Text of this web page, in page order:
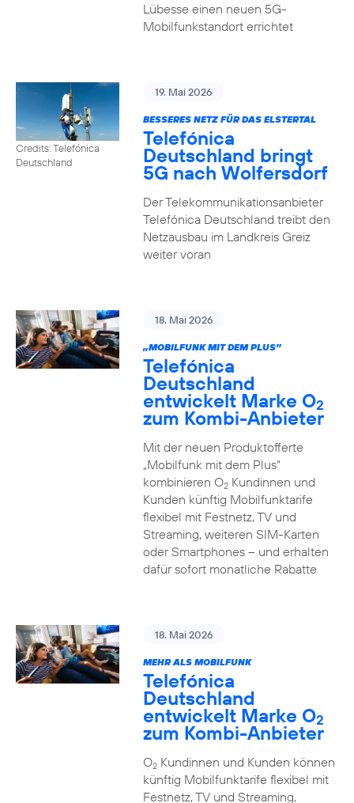
Lübesse einen neuen 5G-
Mobilfunkstandort errichtet
Credits: Telefónica
Deutschland
19. Mai 2026
BESSERES NETZ FÜR DAS ELSTERTAL
Telefónica
Deutschland bringt
5G nach Wolfersdorf
Der Telekommunikationsanbieter
Telefónica Deutschland treibt den
Netzausbau im Landkreis Greiz
weiter voran
18. Mai 2026
„MOBILFUNK MIT DEM PLUS”
Telefónica
Deutschland
entwickelt Marke O2
zum Kombi-Anbieter
Mit der neuen Produktofferte
„Mobilfunk mit dem Plus“
kombinieren O2Kundinnen und
Kunden künftig Mobilfunktarife
flexibel mit Festnetz, TV und
Streaming, weiteren SIM-Karten
oder Smartphones – und erhalten
dafür sofort monatliche Rabatte
18. Mai 2026
MEHR ALS MOBILFUNK
Telefónica
Deutschland
entwickelt Marke O2
zum Kombi-Anbieter
O2Kundinnen und Kunden können
künftig Mobilfunktarife flexibel mit
Festnetz, TV und Streaming,